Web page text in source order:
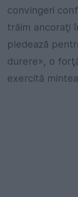
convingeri
trăim ancoraţi
pledează
durere», o
exercită